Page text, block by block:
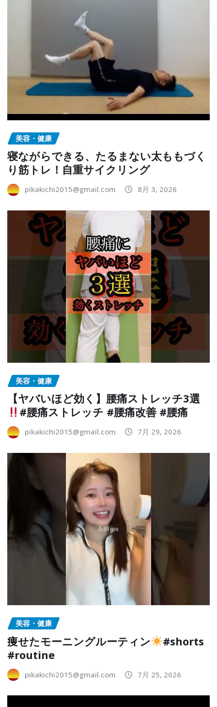
美容・健康
寝ながらできる、たるまない太ももづく
り筋トレ！自重サイクリング
pikakichi2015@gmail.com 8月 3, 2026
美容・健康
【ヤバいほど効く】腰痛ストレッチ3選
#腰痛ストレッチ #腰痛改善 #腰痛
pikakichi2015@gmail.com 7月 29, 2026
美容・健康
痩せたモーニングルーティン
#shorts
#routine
pikakichi2015@gmail.com 7月 25, 2026